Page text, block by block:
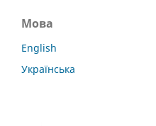
Мова
English
Українська